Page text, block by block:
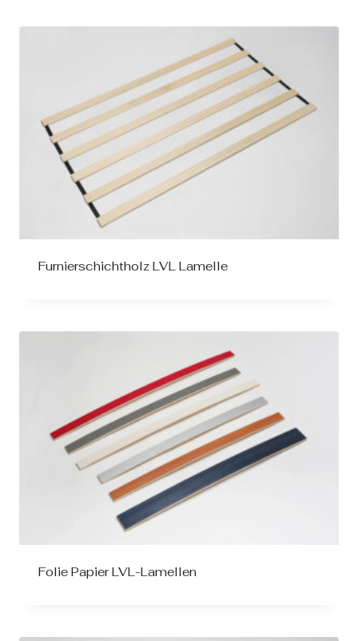
Furnierschichtholz LVL Lamelle
Folie Papier LVL-Lamellen